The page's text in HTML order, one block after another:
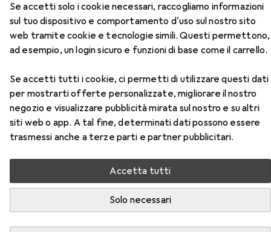
Se accetti solo i cookie necessari, raccogliamo informazioni
sul tuo dispositivo e comportamento d'uso sul nostro sito
web tramite cookie e tecnologie simili. Questi permettono,
ad esempio, un login sicuro e funzioni di base come il carrello.
Se accetti tutti i cookie, ci permetti di utilizzare questi dati
per mostrarti offerte personalizzate, migliorare il nostro
negozio e visualizzare pubblicità mirata sul nostro e su altri
siti web o app. A tal fine, determinati dati possono essere
trasmessi anche a terze parti e partner pubblicitari.
Accetta tutti
Solo necessari
EUR
35,90
Loc-LineSistema di tubi di
raffreddamento
Accessori per Loc-Line Sistema
di tubi di raffreddamento
Qui trovi accessori adatti per il prodotto Loc-Line
Sistema di tubi di raffreddamento della categoria Tornio.